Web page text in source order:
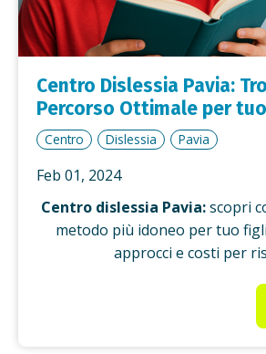
Centro Dislessia Pavia:
Percorso Ottimale per
Centro Dislessia Pavia
Feb 01, 2024
Centro dislessia Pavia:scopri
metodo più idoneo per tuo
approcci e costi per